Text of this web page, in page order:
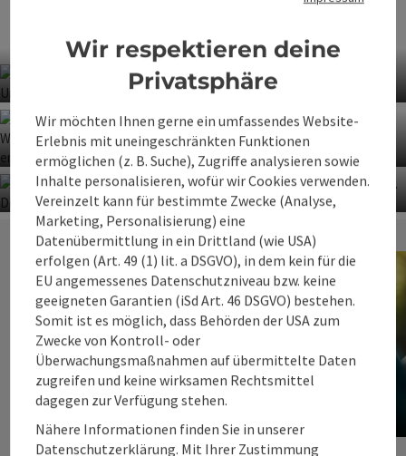
Trattenbacher Klettersteig
Kletterfelsen
Weißensteinerwand
Klettergarten Kreuzmauer
Sporteinrichtungen
Wir respektieren deine
Privatsphäre
Wir möchten Ihnen gerne ein umfassendes Website-
Erlebnis mit uneingeschränkten Funktionen
ermöglichen (z. B. Suche), Zugriffe analysieren sowie
Inhalte personalisieren, wofür wir Cookies verwenden.
Vereinzelt kann für bestimmte Zwecke (Analyse,
Marketing, Personalisierung) eine
Datenübermittlung in ein Drittland (wie USA)
erfolgen (Art. 49 (1) lit. a DSGVO), in dem kein für die
EU angemessenes Datenschutzniveau bzw. keine
geeigneten Garantien (iSd Art. 46 DSGVO) bestehen.
Somit ist es möglich, dass Behörden der USA zum
Zwecke von Kontroll- oder
Überwachungsmaßnahmen auf übermittelte Daten
zugreifen und keine wirksamen Rechtsmittel
dagegen zur Verfügung stehen.
Nähere Informationen finden Sie in unserer
Datenschutzerklärung. Mit Ihrer Zustimmung